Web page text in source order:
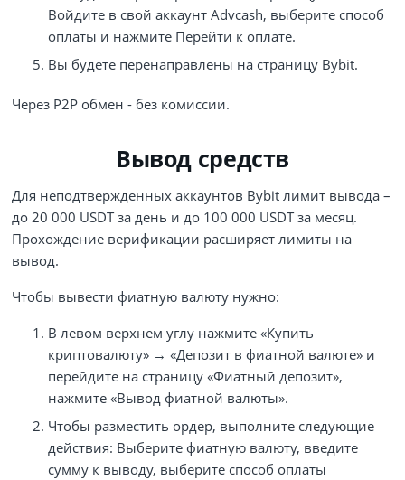
Войдите в свой аккаунт Advcash, выберите способ
оплаты и нажмите Перейти к оплате.
Вы будете перенаправлены на страницу Bybit.
Через P2P обмен - без комиссии.
Вывод средств
Для неподтвержденных аккаунтов Bybit лимит вывода –
до 20 000 USDT за день и до 100 000 USDT за месяц.
Прохождение верификации расширяет лимиты на
вывод.
Чтобы вывести фиатную валюту нужно:
В левом верхнем углу нажмите «Купить
криптовалюту» → «Депозит в фиатной валюте» и
перейдите на страницу «Фиатный депозит»,
нажмите «Вывод фиатной валюты».
Чтобы разместить ордер, выполните следующие
действия: Выберите фиатную валюту, введите
сумму к выводу, выберите способ оплаты